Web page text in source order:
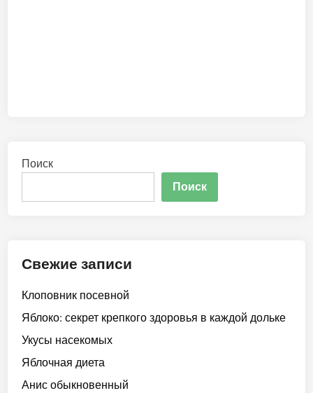
Поиск
Поиск
Свежие записи
Клоповник посевной
Яблоко: секрет крепкого здоровья в каждой дольке
Укусы насекомых
Яблочная диета
Анис обыкновенный